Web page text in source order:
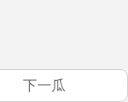
下一瓜